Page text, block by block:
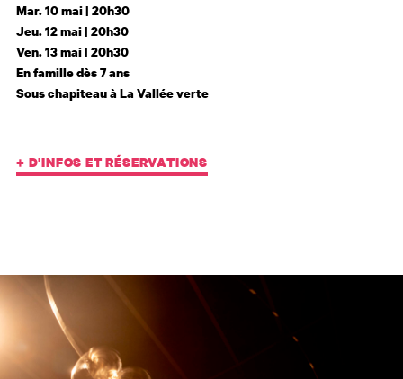
Mar. 10 mai | 20h30
Jeu. 12 mai | 20h30
Ven. 13 mai | 20h30
En famille dès 7 ans
Sous chapiteau à La Vallée verte
+ D'INFOS ET RÉSERVATIONS